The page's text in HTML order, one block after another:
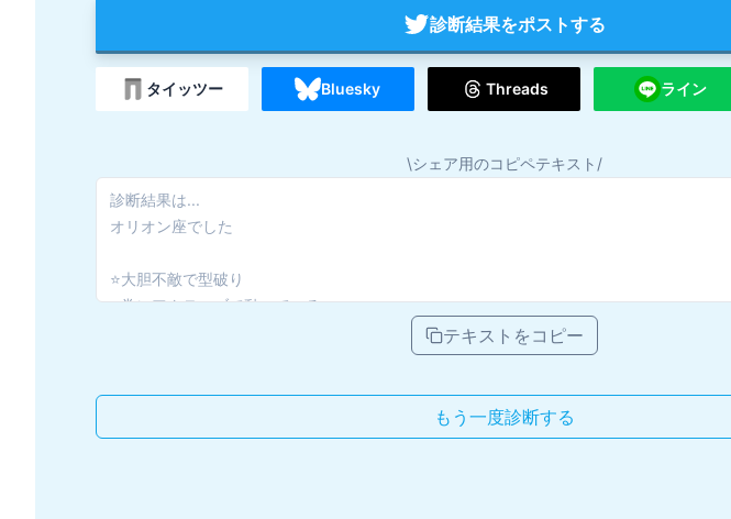
診断結果をポストする
タイッツー Bluesky Threads ライン
\シェア用のコピペテキスト/
テキストをコピー
もう一度診断する